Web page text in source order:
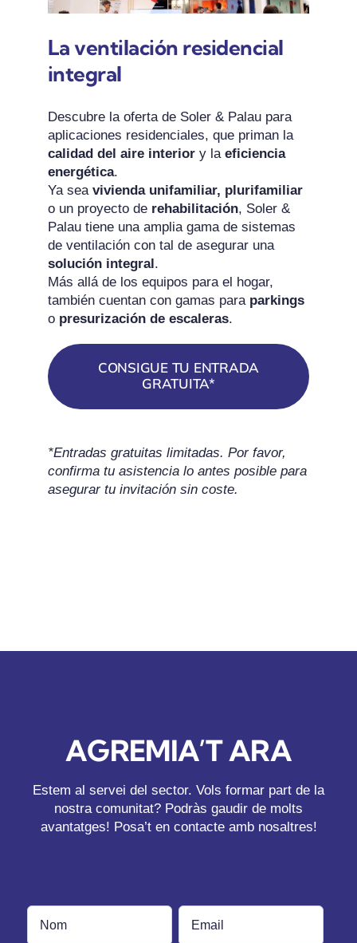
La ventilación residencial
integral
Descubre la oferta de Soler & Palau para
aplicaciones residenciales, que priman la
calidad del aire interiory la eficiencia
energética.
Ya sea vivienda unifamiliar, plurifamiliar
o un proyecto de rehabilitación, Soler &
Palau tiene una amplia gama de sistemas
de ventilación con tal de asegurar una
solución integral .
Más allá de los equipos para el hogar,
también cuentan con gamas para parkings
o presurización de escaleras.
CONSIGUE TU ENTRADA
GRATUITA*
*Entradas gratuitas limitadas. Por favor,
confirma tu asistencia lo antes posible para
asegurar tu invitación sin coste.
AGREMIA’T ARA
Estem al servei del sector. Vols formar part de la
nostra comunitat? Podràs gaudir de molts
avantatges! Posa’t en contacte amb nosaltres!